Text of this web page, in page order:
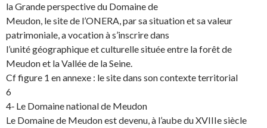
la Grande perspective du Domaine de
Meudon, le site de l’ONERA, par sa situation et sa valeur
patrimoniale, a vocation à s’inscrire dans
l’unité géographique et culturelle située entre la forêt de
Meudon et la Vallée de la Seine.
Cf figure 1 en annexe : le site dans son contexte territorial
6
4‐ Le Domaine national de Meudon
Le Domaine de Meudon est devenu, à l’aube du XVIIIe siècle